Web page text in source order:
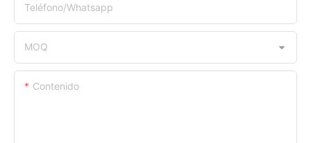
Teléfono/whatsapp
MOQ
Contenido